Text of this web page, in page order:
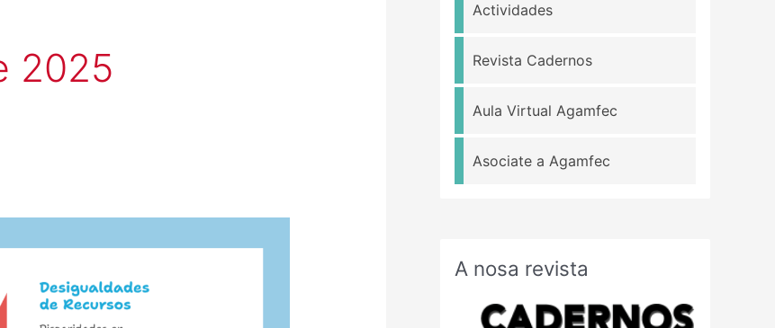
2025
Actividades
Revista Cadernos
Aula Virtual Agamfec
Asociate a Agamfec
A nosa revista